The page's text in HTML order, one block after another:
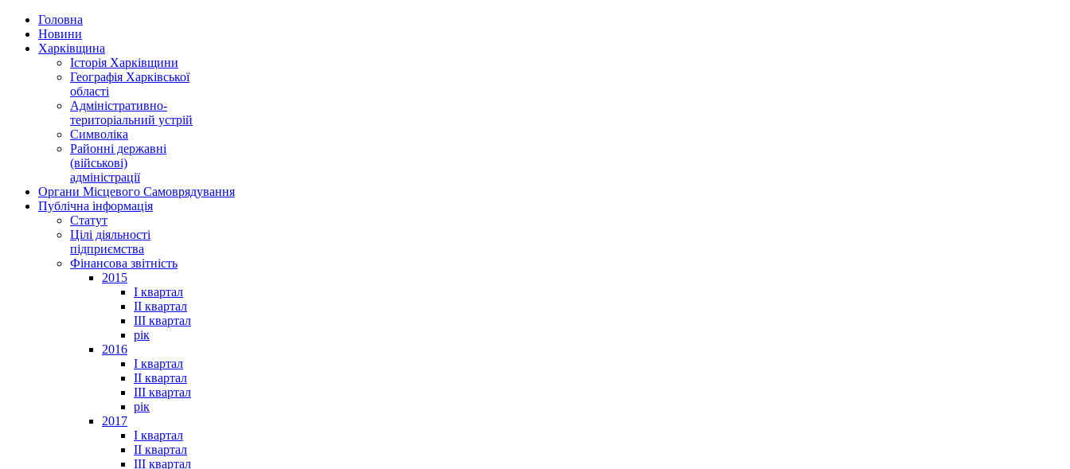
Головна
Новини
Харківщина
Історія Харківщини
Географія Харківської
області
Адміністративно-
територіальний устрій
Символіка
Районні державні
(військові)
адміністрації
Органи Місцевого Самоврядування
Публічна інформація
Статут
Цілі діяльності
підприємства
Фінансова звітність
2015
I квартал
II квартал
III квартал
рік
2016
I квартал
II квартал
III квартал
рік
2017
I квартал
II квартал
III квартал